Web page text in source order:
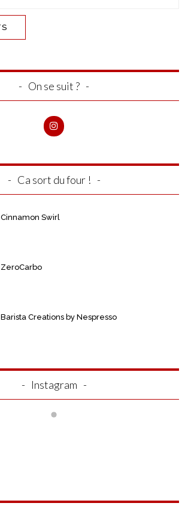
On se suit ?
Ca sort du four !
Cinnamon Swirl
ZeroCarbo
Barista Creations by Nespresso
Instagram